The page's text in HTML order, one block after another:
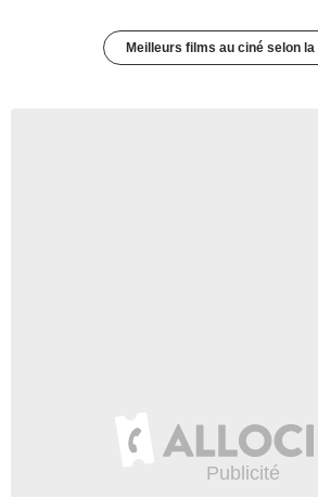
Meilleurs films au ciné selon